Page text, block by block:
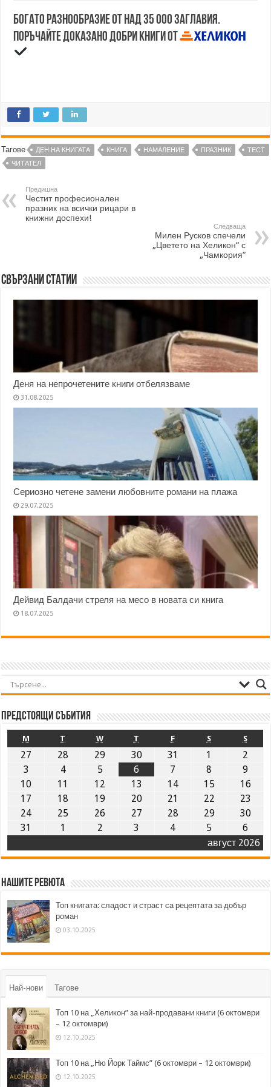
Богато разнообразие от над 35 000 заглавия.
Поръчайте доказано добри книги от
Тагове ДЕН НА КНИГАТА КНИГА НАМАЛЕНИЕ ПРАЗНИК
ТЕСТ
ЧИТАТЕЛ
Предишна
Честит професионален
празник на всички рицари в
книжни доспехи!
Следваща
Милен Русков спечели
„Цветето на Хеликон“ с
„Чамкория“
Свързани статии
Деня на непрочетените книги отбелязваме
31.08.2025
Сериозно четене замени любовните романи на плажа
29.07.2025
Дейвид Балдачи стреля на месо в новата си книга
18.07.2025
Предстоящи събития
август 2026
M T W T F S S
27 28 29 30 31 1
2
3
4 5 6 7 8
9
10
11 12 13 14 15
16
17
18 19 20 21 22
23
24
25 26 27 28 29
30
31
1 2 3 4 5 6
Нашите ревюта
Топ книгата: сладост и страст са рецептата за добър
роман
03.10.2025
Най-нови Тагове
Топ 10 на „Хеликон” за най-продавани книги (6 октомври
– 12 октомври)
12.10.2025
Топ 10 на „Ню Йорк Таймс” (6 октомври – 12 октомври)
12.10.2025